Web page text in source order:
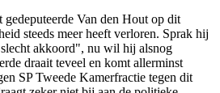
Van den Hout op dit
steeds meer heeft verloren. Sprak hij
akkoord", nu wil hij alsnog
draait teveel en komt allerminst
SP Tweede Kamerfractie tegen dit